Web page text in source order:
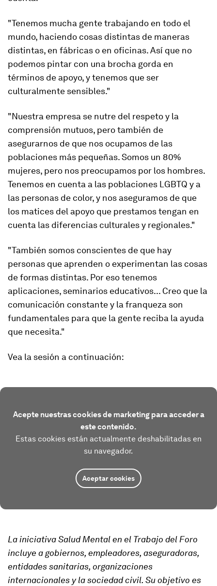
"Tenemos mucha gente trabajando en todo el
mundo, haciendo cosas distintas de maneras
distintas, en fábricas o en oficinas. Así que no
podemos pintar con una brocha gorda en
términos de apoyo, y tenemos que ser
culturalmente sensibles."
"Nuestra empresa se nutre del respeto y la
comprensión mutuos, pero también de
asegurarnos de que nos ocupamos de las
poblaciones más pequeñas. Somos un 80%
mujeres, pero nos preocupamos por los hombres.
Tenemos en cuenta a las poblaciones LGBTQ y a
las personas de color, y nos aseguramos de que
los matices del apoyo que prestamos tengan en
cuenta las diferencias culturales y regionales."
"También somos conscientes de que hay
personas que aprenden o experimentan las cosas
de formas distintas. Por eso tenemos
aplicaciones, seminarios educativos... Creo que la
comunicación constante y la franqueza son
fundamentales para que la gente reciba la ayuda
que necesita."
Vea la sesión a continuación:
Acepte nuestras cookies de marketing para acceder a
este contenido.
Estas cookies están actualmente deshabilitadas en
su navegador.
Aceptar cookies
La iniciativa Salud Mental en el Trabajo del Foro
incluye a gobiernos, empleadores, aseguradoras,
entidades sanitarias, organizaciones
internacionales y la sociedad civil. Su objetivo es